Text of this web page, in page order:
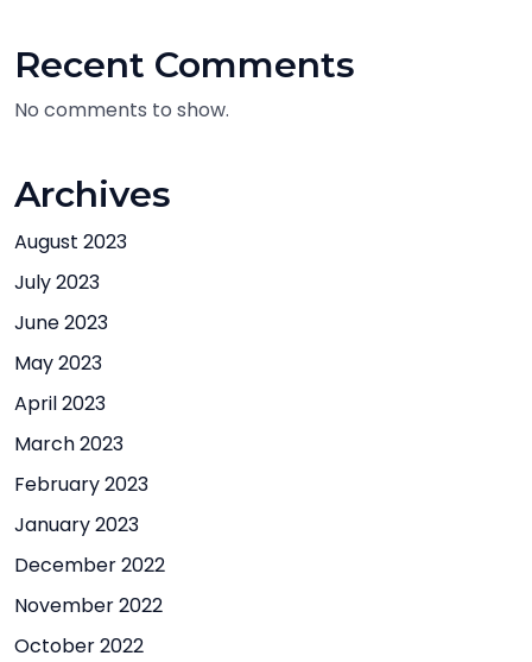
Recent Comments
No comments to show.
Archives
August 2023
July 2023
June 2023
May 2023
April 2023
March 2023
February 2023
January 2023
December 2022
November 2022
October 2022